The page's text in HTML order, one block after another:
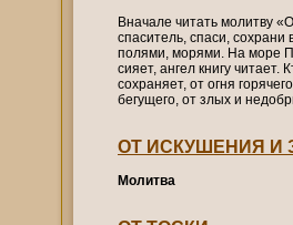
Вначале читать молитву
спаситель, спаси, сохрани
полями, морями. На море
сияет, ангел книгу читает.
сохраняет, от огня
бегущего, от злых и
ОТ ИСКУШЕНИЯ И
Молитва